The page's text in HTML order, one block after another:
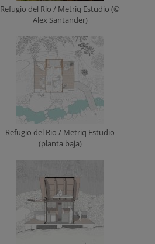
Refugio del Rio / Metriq Estudio (©
Alex Santander)
Refugio del Rio / Metriq Estudio
(planta baja)